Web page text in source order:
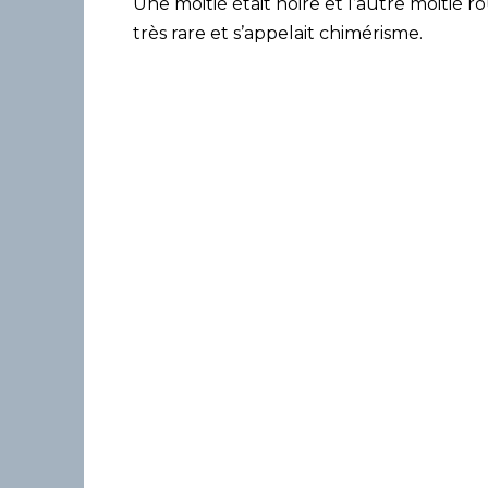
très rare et s’appelait chimérisme.